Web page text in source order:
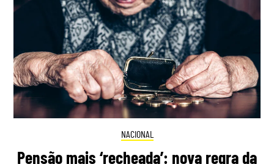
NACIONAL
Pensão mais ‘recheada’: nova regra da